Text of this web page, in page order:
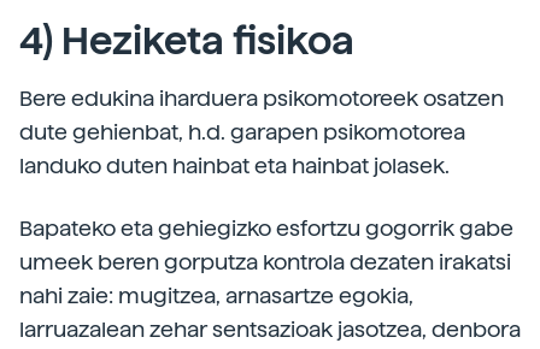
4) Heziketa fisikoa
Bere edukina iharduera psikomotoreek osatzen
dute gehienbat, h.d. garapen psikomotorea
landuko duten hainbat eta hainbat jolasek.
Bapateko eta gehiegizko esfortzu gogorrik gabe
umeek beren gorputza kontrola dezaten irakatsi
nahi zaie: mugitzea, arnasartze egokia,
larruazalean zehar sentsazioak jasotzea, denbora